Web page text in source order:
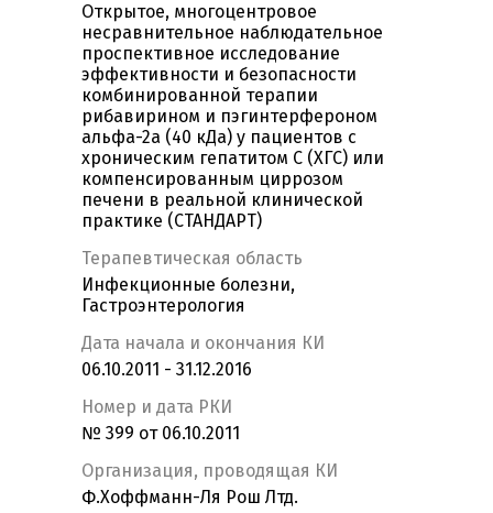
Открытое, многоцентровое
несравнительное наблюдательное
проспективное исследование
эффективности и безопасности
комбинированной терапии
рибавирином и пэгинтерфероном
альфа-2а (40 кДа) у пациентов с
хроническим гепатитом С (ХГС) или
компенсированным циррозом
печени в реальной клинической
практике (СТАНДАРТ)
Терапевтическая область
Инфекционные болезни,
Гастроэнтерология
Дата начала и окончания КИ
06.10.2011 - 31.12.2016
Номер и дата РКИ
№ 399 от 06.10.2011
Организация, проводящая КИ
Ф.Хоффманн-Ля Рош Лтд.